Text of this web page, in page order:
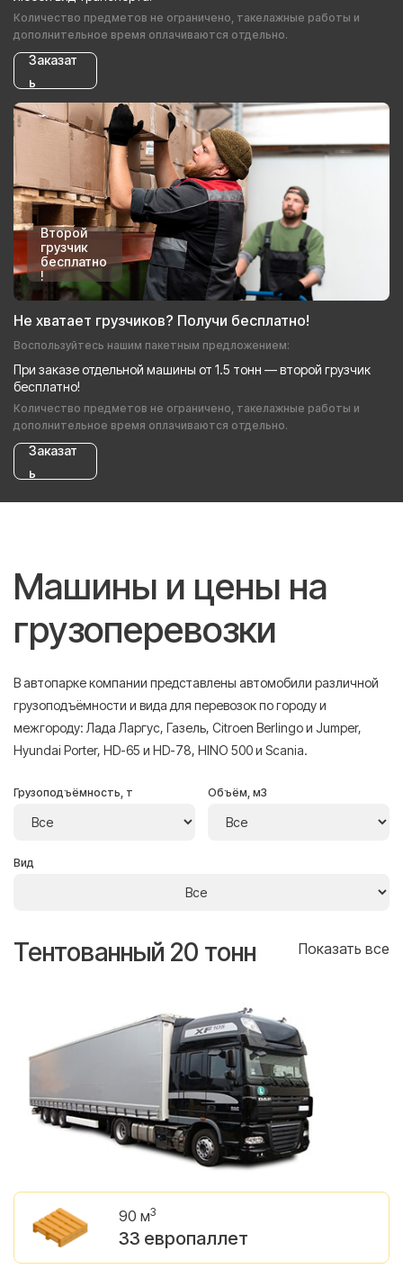
Количество предметов не ограничено, такелажные работы и
дополнительное время оплачиваются отдельно.
Заказат
ь
Второй
грузчик
бесплатно
!
Не хватает грузчиков? Получи бесплатно!
Воспользуйтесь нашим пакетным предложением:
При заказе отдельной машины от 1.5 тонн — второй грузчик
бесплатно!
Количество предметов не ограничено, такелажные работы и
дополнительное время оплачиваются отдельно.
Заказат
ь
Машины и цены на
грузоперевозки
В автопарке компании представлены автомобили различной
грузоподъёмности и вида для перевозок по городу и
межгороду: Лада Ларгус, Газель, Citroen Berlingo и Jumper,
Hyundai Porter, HD-65 и HD-78, HINO 500 и Scania.
Грузоподъёмность, т Объём, м3
Вид
Тентованный 20 тонн Показать все
90 м3
33 европаллет